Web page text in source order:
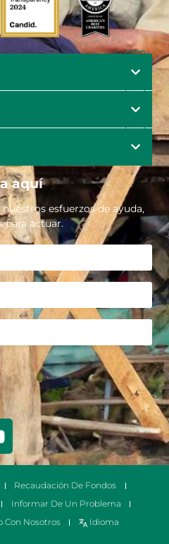
aquí
esfuerzos de ayuda,
para actuar.
Recaudación De Fondos
Informar De Un Problema
Con Nosotros
Idioma